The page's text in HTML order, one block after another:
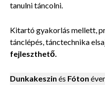
tanulni táncolni.
Kitartó gyakorlás mellett,
tánclépés, tánctechnika
fejleszthető.
Dunkakeszin és Fóton